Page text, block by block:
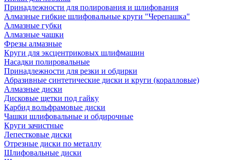
Принадлежности для полирования и шлифования
Алмазные гибкие шлифовальные круги "Черепашка"
Алмазные губки
Алмазные чашки
Фрезы алмазные
Круги для эксцентриковых шлифмашин
Насадки полировальные
Принадлежности для резки и обдирки
Абразивные синтетические диски и круги (коралловые)
Алмазные диски
Дисковые щетки под гайку
Карбид вольфрамовые диски
Чашки шлифовальные и обдирочные
Круги зачистные
Лепестковые диски
Отрезные диски по металлу
Шлифовальные диски